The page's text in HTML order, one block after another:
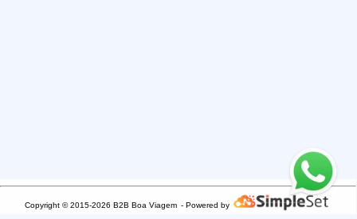
Copyright © 2015-2026 B2B Boa Viagem - Powered by